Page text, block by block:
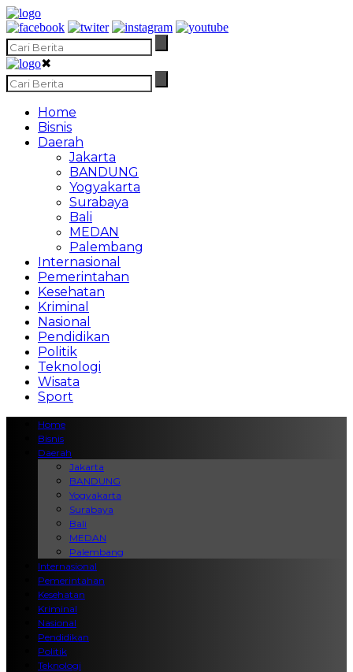
✖
Home
Bisnis
Daerah
Jakarta
BANDUNG
Yogyakarta
Surabaya
Bali
MEDAN
Palembang
Internasional
Pemerintahan
Kesehatan
Kriminal
Nasional
Pendidikan
Politik
Teknologi
Wisata
Sport
Home
Bisnis
Daerah
Jakarta
BANDUNG
Yogyakarta
Surabaya
Bali
MEDAN
Palembang
Internasional
Pemerintahan
Kesehatan
Kriminal
Nasional
Pendidikan
Politik
Teknologi